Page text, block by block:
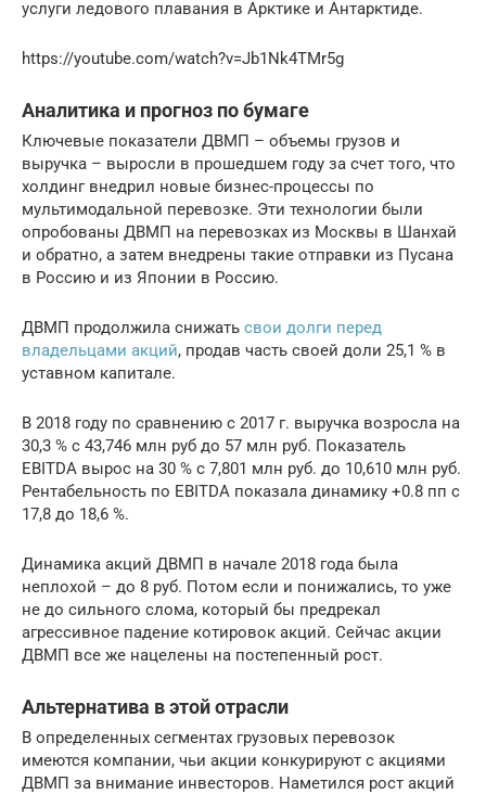
услуги ледового плавания в Арктике и Антарктиде.
https://youtube.com/watch?v=Jb1Nk4TMr5g
Аналитика и прогноз по бумаге
Ключевые показатели ДВМП – объемы грузов и
выручка – выросли в прошедшем году за счет того, что
холдинг внедрил новые бизнес-процессы по
мультимодальной перевозке. Эти технологии были
опробованы ДВМП на перевозках из Москвы в Шанхай
и обратно, а затем внедрены такие отправки из Пусана
в Россию и из Японии в Россию.
ДВМП продолжила снижать свои долги перед
владельцами акций, продав часть своей доли 25,1 % в
уставном капитале.
В 2018 году по сравнению с 2017 г. выручка возросла на
30,3 % с 43,746 млн руб до 57 млн руб. Показатель
EBITDA вырос на 30 % с 7,801 млн руб. до 10,610 млн руб.
Рентабельность по EBITDA показала динамику +0.8 пп с
17,8 до 18,6 %.
Динамика акций ДВМП в начале 2018 года была
неплохой – до 8 руб. Потом если и понижались, то уже
не до сильного слома, который бы предрекал
агрессивное падение котировок акций. Сейчас акции
ДВМП все же нацелены на постепенный рост.
Альтернатива в этой отрасли
В определенных сегментах грузовых перевозок
имеются компании, чьи акции конкурируют с акциями
ДВМП за внимание инвесторов. Наметился рост акций